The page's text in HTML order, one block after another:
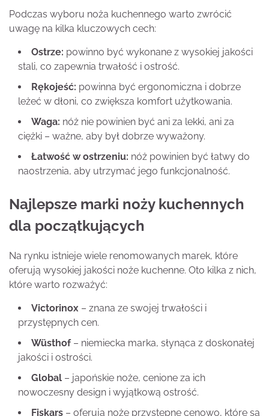
Podczas wyboru noża kuchennego warto zwrócić
uwagę na kilka kluczowych cech:
Ostrze: powinno być wykonane z wysokiej jakości
stali, co zapewnia trwałość i ostrość.
Rękojeść: powinna być ergonomiczna i dobrze
leżeć w dłoni, co zwiększa komfort użytkowania.
Waga: nóż nie powinien być ani za lekki, ani za
ciężki – ważne, aby był dobrze wyważony.
Łatwość w ostrzeniu: nóż powinien być łatwy do
naostrzenia, aby utrzymać jego funkcjonalność.
Najlepsze marki noży kuchennych
dla początkujących
Na rynku istnieje wiele renomowanych marek, które
oferują wysokiej jakości noże kuchenne. Oto kilka z nich,
które warto rozważyć:
Victorinox – znana ze swojej trwałości i
przystępnych cen.
Wüsthof– niemiecka marka, słynąca z doskonałej
jakości i ostrości.
Global – japońskie noże, cenione za ich
nowoczesny design i wyjątkową ostrość.
Fiskars – oferują noże przystępne cenowo, które są